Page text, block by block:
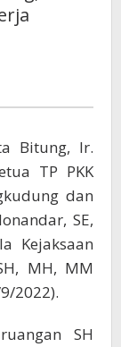
Bitung, Ir.
TP PKK
dan
SE,
Kejaksaan
MH, MM
2022).
SH